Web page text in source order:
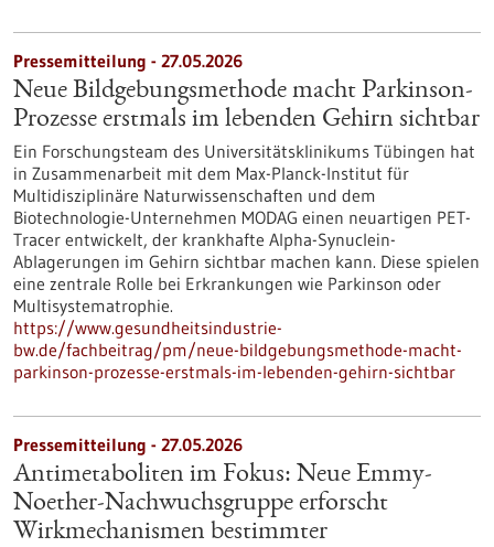
Pressemitteilung - 27.05.2026
Neue Bildgebungsmethode macht Parkinson-
Prozesse erstmals im lebenden Gehirn sichtbar
Ein Forschungsteam des Universitätsklinikums Tübingen hat
in Zusammenarbeit mit dem Max-Planck-Institut für
Multidisziplinäre Naturwissenschaften und dem
Biotechnologie-Unternehmen MODAG einen neuartigen PET-
Tracer entwickelt, der krankhafte Alpha-Synuclein-
Ablagerungen im Gehirn sichtbar machen kann. Diese spielen
eine zentrale Rolle bei Erkrankungen wie Parkinson oder
Multisystematrophie.
https://www.gesundheitsindustrie-
bw.de/fachbeitrag/pm/neue-bildgebungsmethode-macht-
parkinson-prozesse-erstmals-im-lebenden-gehirn-sichtbar
Pressemitteilung - 27.05.2026
Antimetaboliten im Fokus: Neue Emmy-
Noether-Nachwuchsgruppe erforscht
Wirkmechanismen bestimmter